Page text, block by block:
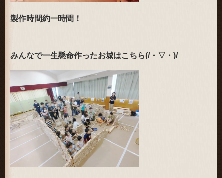
製作時間約一時間！
みんなで一生懸命作ったお城はこちら(/・▽・)/